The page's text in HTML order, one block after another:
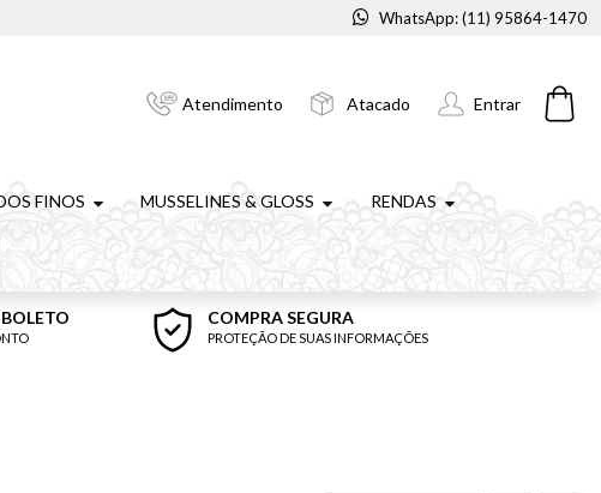
WhatsApp: (11) 95864-1470
Atendimento Atacado Entrar
FINOS MUSSELINES & GLOSS RENDAS
COMPRA SEGURA
PROTEÇÃO DE SUAS INFORMAÇÕES